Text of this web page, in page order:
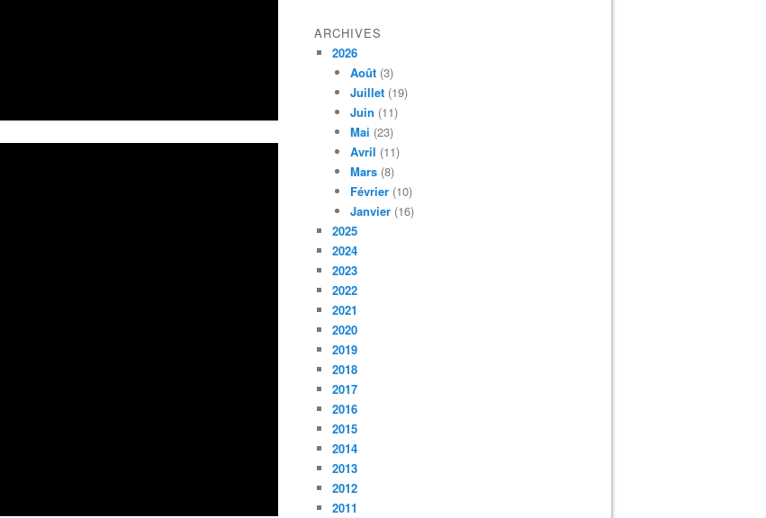
ARCHIVES
2026
Août (3)
Juillet (19)
Juin (11)
Mai (23)
Avril (11)
Mars (8)
Février (10)
Janvier (16)
2025
2024
2023
2022
2021
2020
2019
2018
2017
2016
2015
2014
2013
2012
2011